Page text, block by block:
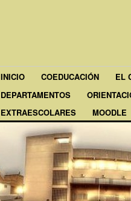
INICIO COEDUCACIÓN EL
DEPARTAMENTOS
EXTRAESCOLARES
MOODLE